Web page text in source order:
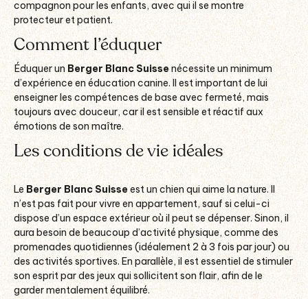
compagnon pour les enfants, avec qui il se montre
protecteur et patient.
Comment l’éduquer
Éduquer un Berger Blanc Suissenécessite un minimum
d’expérience en éducation canine. Il est important de lui
enseigner les compétences de base avec fermeté, mais
toujours avec douceur, car il est sensible et réactif aux
émotions de son maître.
Les conditions de vie idéales
Le Berger Blanc Suisseest un chien qui aime la nature. Il
n’est pas fait pour vivre en appartement, sauf si celui-ci
dispose d’un espace extérieur où il peut se dépenser. Sinon, il
aura besoin de beaucoup d’activité physique, comme des
promenades quotidiennes (idéalement 2 à 3 fois par jour) ou
des activités sportives. En parallèle, il est essentiel de stimuler
son esprit par des jeux qui sollicitent son flair, afin de le
garder mentalement équilibré.